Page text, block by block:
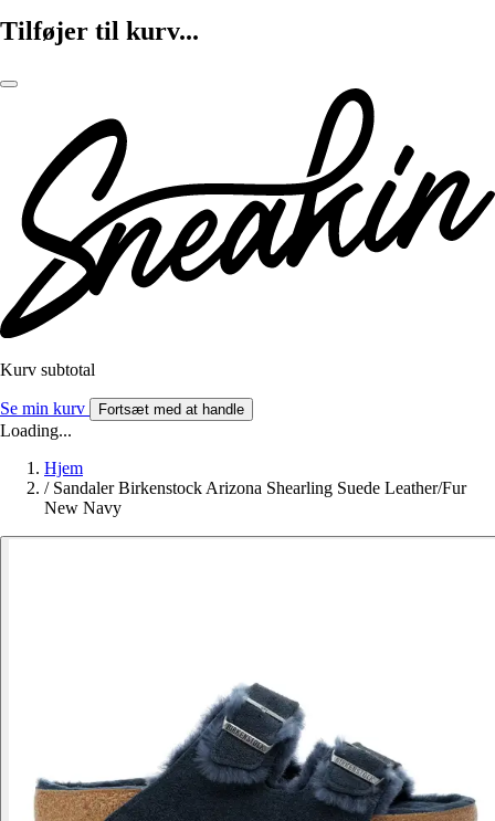
Tilføjer til kurv...
Kurv subtotal
Se min kurv Fortsæt med at handle
Loading...
Hjem
/ Sandaler Birkenstock Arizona Shearling Suede Leather/Fur
New Navy